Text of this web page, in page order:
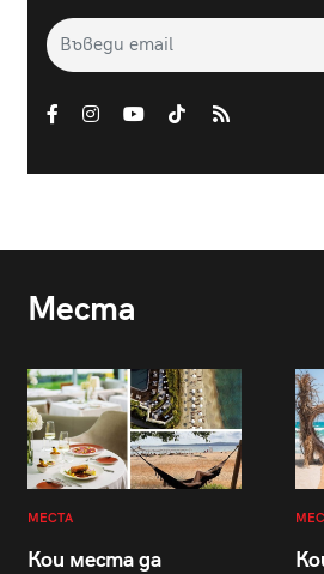
Места
МЕСТА
Кои места да